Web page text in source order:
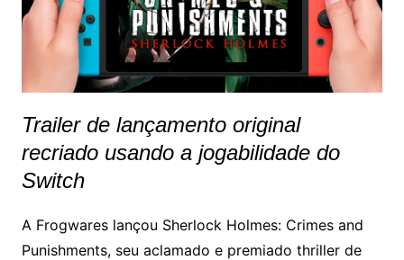
Trailer de lançamento original
recriado usando a jogabilidade do
Switch
A Frogwares lançou Sherlock Holmes: Crimes and
Punishments, seu aclamado e premiado thriller de